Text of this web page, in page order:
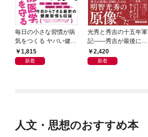
毎日の小さな習慣が病
気をつくる ヤバい健康
負債1,815
新着
光秀と秀吉の十五年軍
記――秀吉が最後に対
峙したのは、明智光秀
の「原像」だった
2,420
新着
人文・思想のおすすめ本